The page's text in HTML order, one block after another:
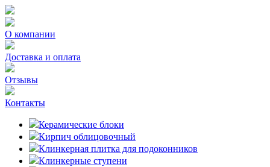
О компании
Доставка и оплата
Отзывы
Контакты
Керамические блоки
Кирпич облицовочный
Клинкерная плитка для подоконников
Клинкерные ступени